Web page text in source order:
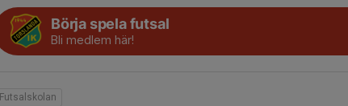
Börja spela futsal
Bli medlem här!
Futsalskolan